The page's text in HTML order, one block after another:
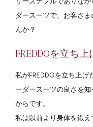
ダースーツで、お客さ
んか？
FREDDOを立ち
私がFREDDOを立ち上
ーダースーツの良さを
からです。
私は以前より身体を鍛